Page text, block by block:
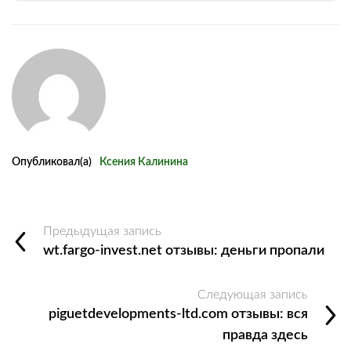
Опубликовал(а) Ксения Калинина
Предыдущая запись
wt.fargo-invest.net отзывы: деньги пропали
Следующая запись
piguetdevelopments-ltd.com отзывы: вся
правда здесь